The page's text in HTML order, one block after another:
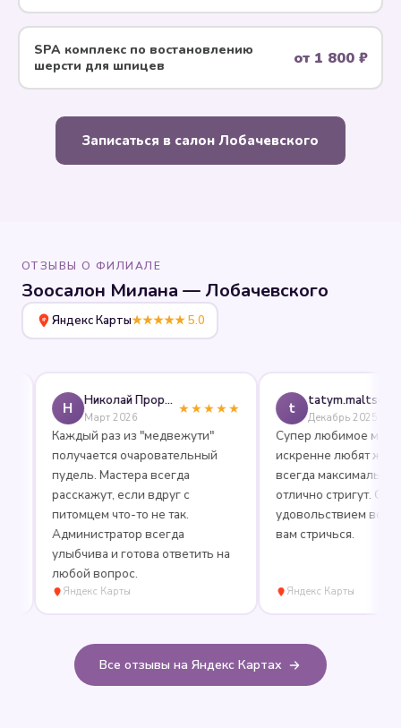
SPA комплекс по воcтановлению
шерсти для шпицев
от 1 800 ₽
Записаться в салон Лобачевского
ОТЗЫВЫ О ФИЛИАЛЕ
Зоосалон Милана — Лобачевского
Яндекс Карты★★★★★ 5.0
Николай Прорешный
Март 2026
★★★★★
Каждый раз из "медвежути"
получается очаровательный
пудель. Мастера всегда
расскажут, если вдруг с
питомцем что-то не так.
Администратор всегда
улыбчива и готова ответить на
любой вопрос.
Яндекс Карты
tatym.maltseva
Декабрь 2025
Супер любимое место,
искренне любят
всегда максимально
отлично стригут. С
удовольствием вожу
вам стричься.
Яндекс Карты
Все отзывы на Яндекс Картах